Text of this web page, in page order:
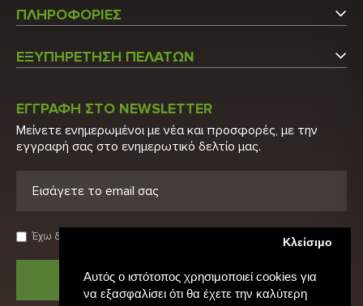
Αυτός ο ιστότοπος χρησιμοποιεί cookies για
να εξασφαλίσει ότι θα έχετε την καλύτερη
Κλείσιμο
Άγιος Στέφανος Αττικής
Τ.Κ.: 14565
Τ: 210 2848522
E: info@biohygeia.gr
ΠΛΗΡΟΦΟΡΙΕΣ
Κατάλογος
Πιστοποιητικά
Πολιτική Απορρήτου
Όροι χρήσης
Αρχική
ΕΞΥΠΗΡΕΤΗΣΗ ΠΕΛΑΤΩΝ
Νέα Προϊόντα
ΕΓΓΡΑΦΗ ΣΤΟ NEWSLETTER
Μείνετε ενημερωμένοι με νέα και προσφορές, με την
εγγραφή σας στο ενημερωτικό δελτίο μας.
ΑΠΟΣΤΟΛΗ
Έχω διαβάσει και αποδέχομαι τους